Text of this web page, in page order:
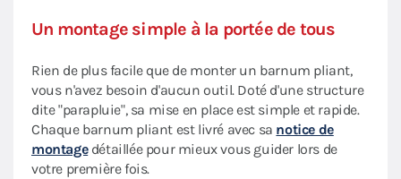
Un montage simple à la portée de tous
Rien de plus facile que de monter un barnum pliant,
vous n'avez besoin d'aucun outil. Doté d'une structure
dite "parapluie", sa mise en place est simple et rapide.
Chaque barnum pliant est livré avec sa notice de
montagedétaillée pour mieux vous guider lors de
votre première fois.